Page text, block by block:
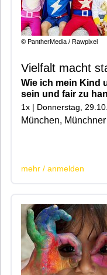
© PantherMedia / Rawpixel
Vielfalt macht
Wie ich mein Kind
sein und fair zu
1x | Donnerstag,
München,
mehr / anmelden